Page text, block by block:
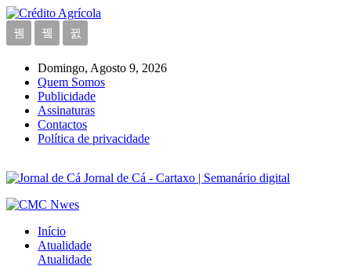
Domingo, Agosto 9, 2026
Quem Somos
Publicidade
Assinaturas
Contactos
Política de privacidade
Jornal de Cá - Cartaxo | Semanário digital
Início
Atualidade
Atualidade